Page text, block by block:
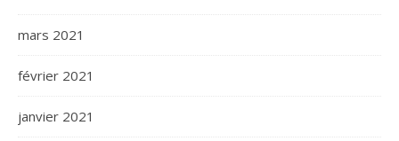
mars 2021
février 2021
janvier 2021